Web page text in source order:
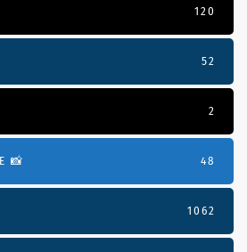
120
52
2
📸 48
1062